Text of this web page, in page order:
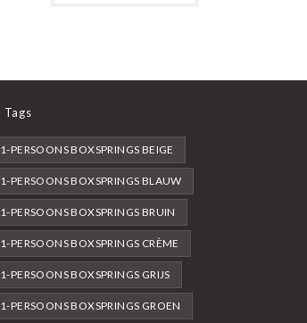
Tags
1-PERSOONS BOXSPRINGS BEIGE
1-PERSOONS BOXSPRINGS BLAUW
1-PERSOONS BOXSPRINGS BRUIN
1-PERSOONS BOXSPRINGS CRÈME
1-PERSOONS BOXSPRINGS GRIJS
1-PERSOONS BOXSPRINGS GROEN